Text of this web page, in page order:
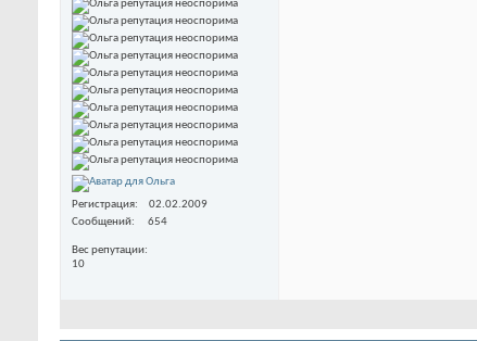
Регистрация
02.02.2009
Сообщений
654
Вес репутации
10